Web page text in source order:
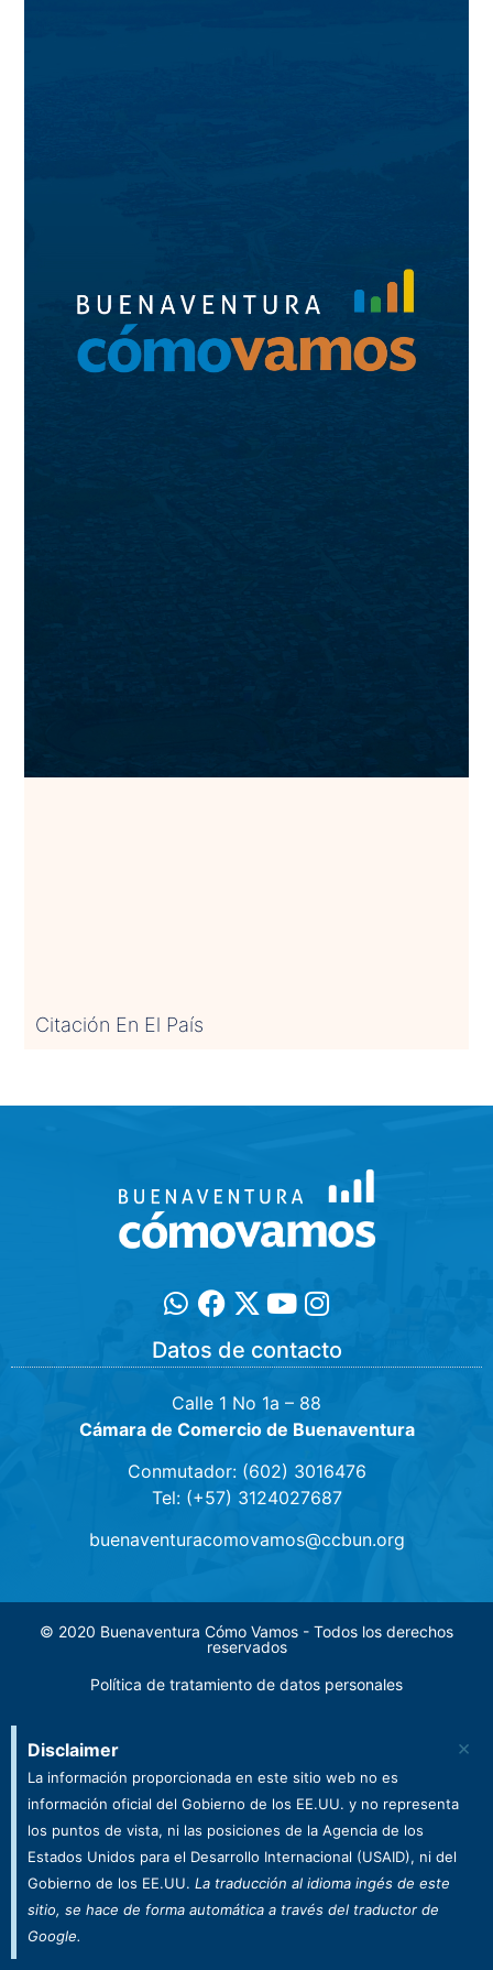
Citación En El País
Datos de contacto
Calle 1 No 1a – 88
Cámara de Comercio de Buenaventura
Conmutador: (602) 3016476
Tel: (+57) 3124027687
buenaventuracomovamos@ccbun.org
© 2020 Buenaventura Cómo Vamos - Todos los derechos
reservados
Política de tratamiento de datos personales
Disclaimer
La información proporcionada en este sitio web no es
información oficial del Gobierno de los EE.UU. y no representa
los puntos de vista, ni las posiciones de la Agencia de los
Estados Unidos para el Desarrollo Internacional (USAID), ni del
Gobierno de los EE.UU. La traducción al idioma ingés de este
sitio, se hace de forma automática a través del traductor de
Google.
×